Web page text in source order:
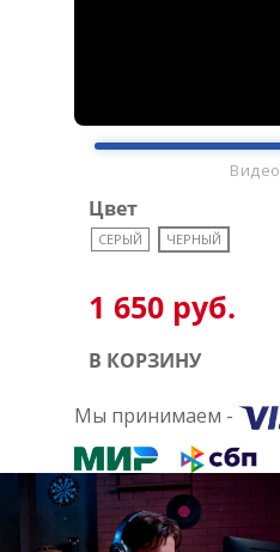
Видео
Цвет
СЕРЫЙ ЧЕРНЫЙ
1 650 руб.
В КОРЗИНУ
Мы принимаем -